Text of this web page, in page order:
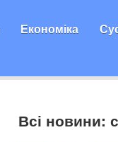
Економіка
Всі новини: